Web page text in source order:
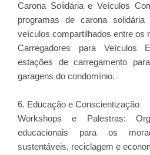
Carona Solidária e Veículos
programas de carona
veículos compartilhados entre os
Carregadores para Veículos
estações de carregamento
garagens do condomínio.
6. Educação e Conscientização
Workshops e Palestras:
educacionais para os
sustentáveis, reciclagem e